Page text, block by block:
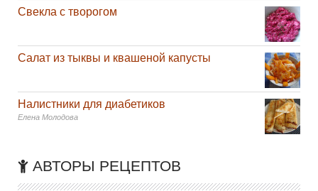
Свекла с творогом
Салат из тыквы и квашеной капусты
Налистники для диабетиков
Елена Молодова
АВТОРЫ РЕЦЕПТОВ